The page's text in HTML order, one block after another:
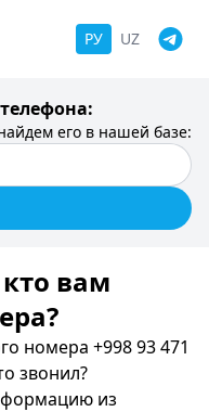
РУ UZ
его в нашей базе:
вам
номера +998 93 471
звонил?
из